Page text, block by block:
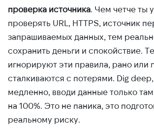
проверка источника . Чем четче ты
проверять URL, HTTPS, источник
запрашиваемых данных, тем
сохранить деньги и спокойствие.
игнорируют эти правила, рано или
сталкиваются с потерями. Dig
медленно, вводи данные только
на 100%. Это не паника, это
реальному риску.